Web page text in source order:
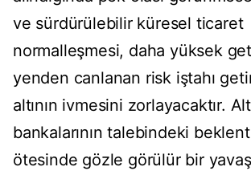
ve sürdürülebilir küresel ticaret
normalleşmesi, daha yüksek
yenden canlanan risk iştahı
altının ivmesini zorlayacaktır.
bankalarının talebindeki
ötesinde gözle görülür bir